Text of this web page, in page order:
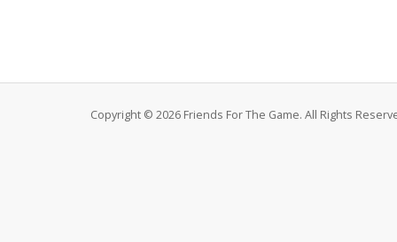
Copyright © 2026 Friends For The Game. All Rights